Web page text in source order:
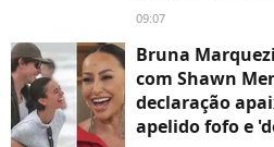
09:07
Bruna
com Shawn
declaração
apelido fofo e